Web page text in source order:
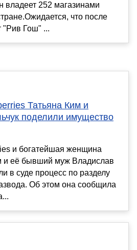
владеет 252 магазинами
что после
"Рив Гош" ...
Татьяна Ким и
поделили имущество
и богатейшая женщина
и её бывший муж Владислав
в суде процесс по разделу
Об этом она сообщила